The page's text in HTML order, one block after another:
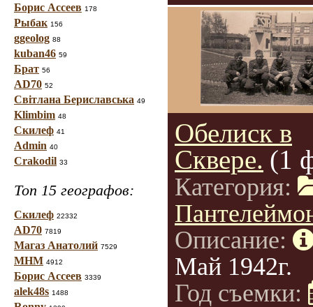
Борис Ассеев 178
Рыбак 156
ggeolog 88
kuban46 59
Брат 56
AD70 52
Світлана Бериславська 49
Klimbim 48
Скилеф 41
Admin 40
Crakodil 33
Топ 15 географов:
Скилеф 22332
AD70 7819
Магаз Анатолий 7529
МНМ 4912
Борис Ассеев 3339
alek48s 1488
Обелиск в
Сквере. (1
Категория:
Описание:
Май 1942г.
Год съемки: